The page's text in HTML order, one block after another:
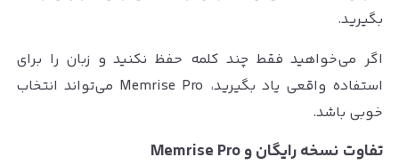
بگیرید.
اگر می‌خواهید فقط چند کلمه حفظ نکنید و زبان را برای
استفاده واقعی یاد بگیرید، Memrise Pro می‌تواند انتخاب
خوبی باشد.
تفاوت نسخه رایگان و Memrise Pro